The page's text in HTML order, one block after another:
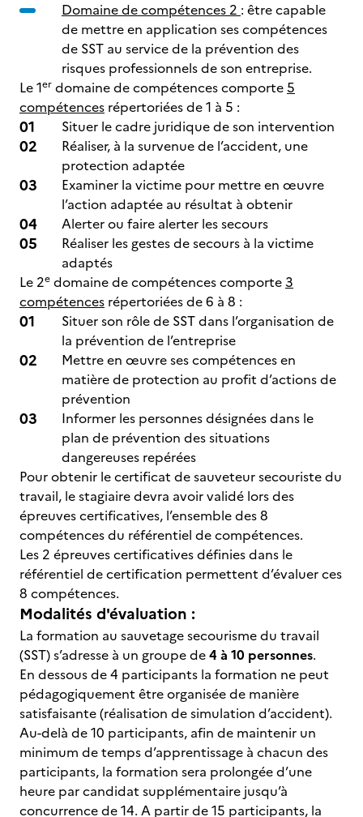
Domaine de compétences 2 : être capable
de mettre en application ses compétences
de SST au service de la prévention des
risques professionnels de son entreprise.
Le 1er domaine de compétences comporte5
compétences répertoriées de 1 à 5 :
Situer le cadre juridique de son intervention
Réaliser, à la survenue de l’accident, une
protection adaptée
Examiner la victime pour mettre en œuvre
l’action adaptée au résultat à obtenir
Alerter ou faire alerter les secours
Réaliser les gestes de secours à la victime
adaptés
Le 2e domaine de compétences comporte3
compétences répertoriées de 6 à 8 :
Situer son rôle de SST dans l’organisation de
la prévention de l’entreprise
Mettre en œuvre ses compétences en
matière de protection au profit d’actions de
prévention
Informer les personnes désignées dans le
plan de prévention des situations
dangereuses repérées
Pour obtenir le certificat de sauveteur secouriste du
travail, le stagiaire devra avoir validé lors des
épreuves certificatives, l’ensemble des 8
compétences du référentiel de compétences.
Les 2 épreuves certificatives définies dans le
référentiel de certification permettent d’évaluer ces
8 compétences.
Modalités d'évaluation :
La formation au sauvetage secourisme du travail
(SST) s’adresse à un groupe de4 à 10 personnes.
En dessous de 4 participants la formation ne peut
pédagogiquement être organisée de manière
satisfaisante (réalisation de simulation d’accident).
Au-delà de 10 participants, afin de maintenir un
minimum de temps d’apprentissage à chacun des
participants, la formation sera prolongée d’une
heure par candidat supplémentaire jusqu’à
concurrence de 14. A partir de 15 participants, la